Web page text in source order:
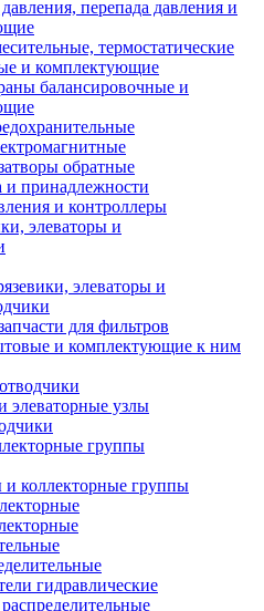
перепада давления и
термостатические
и комплектующие
балансировочные и
обратные
и принадлежности
и контроллеры
элеваторы и
элеваторы и
для фильтров
и комплектующие к ним
элеваторные узлы
группы
и коллекторные группы
гидравлические